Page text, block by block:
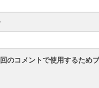
のコメントで使用するため